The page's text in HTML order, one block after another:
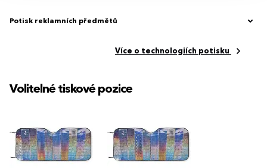
Potisk reklamních předmětů
Více o technologiích potisku
Volitelné tiskové pozice